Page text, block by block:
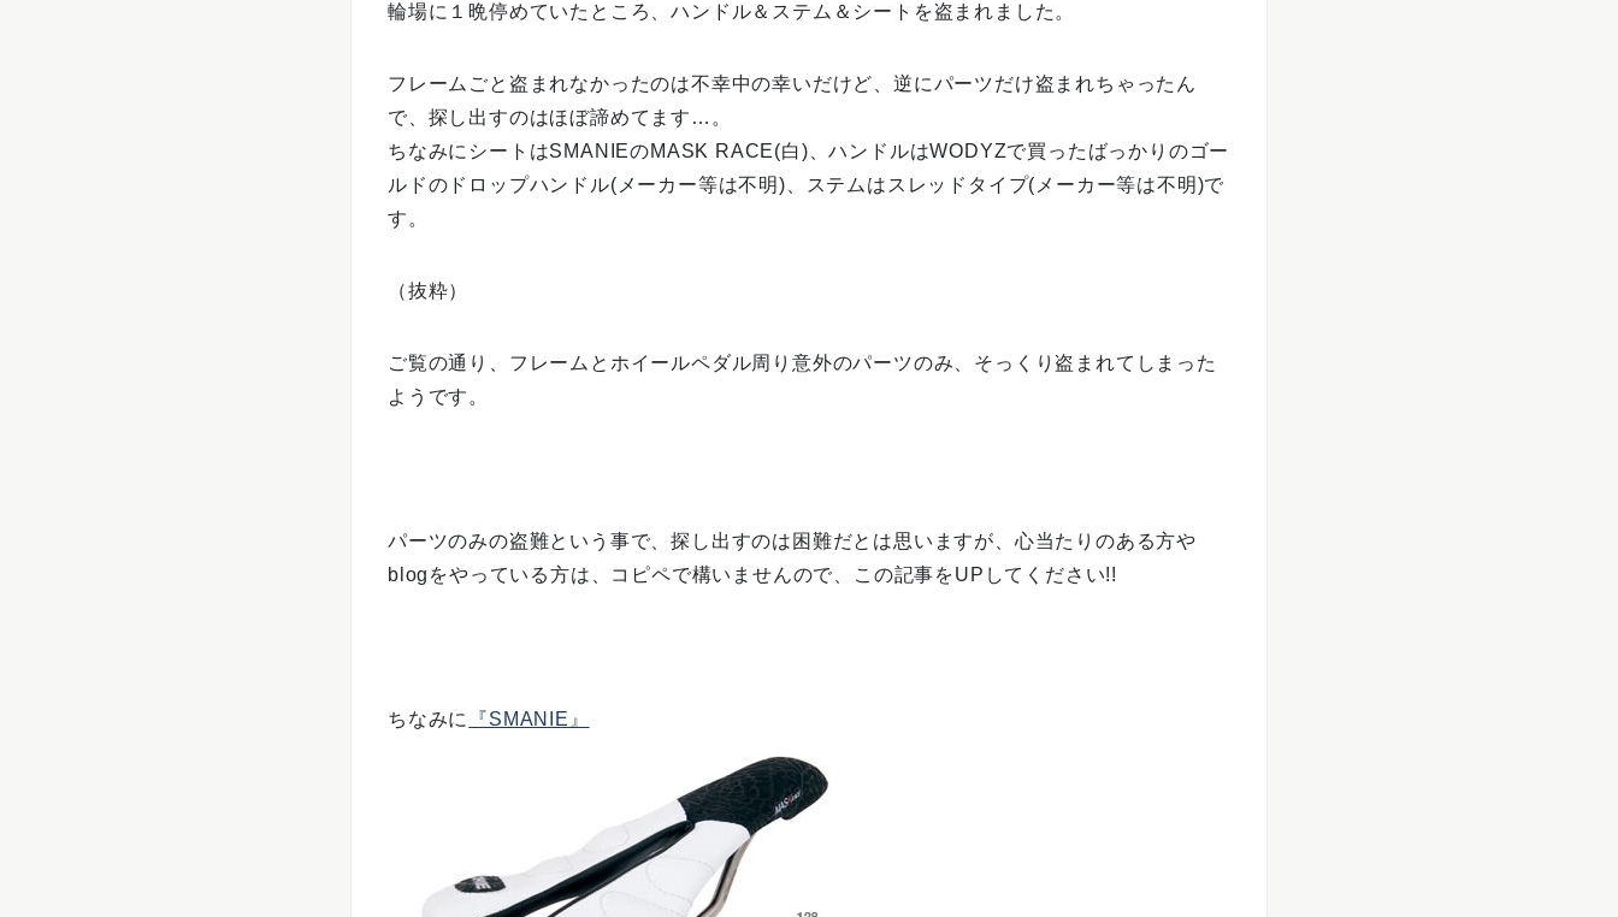
輪場に１晩停めていたところ、ハンドル＆ステム＆シートを盗まれました。
フレームごと盗まれなかったのは不幸中の幸いだけど、逆にパーツだけ盗まれちゃったん
で、探し出すのはほぼ諦めてます…。
ちなみにシートはSMANIEのMASK RACE(白)、ハンドルはWODYZで買ったばっかりのゴー
ルドのドロップハンドル(メーカー等は不明)、ステムはスレッドタイプ(メーカー等は不明)で
す。
（抜粋）
ご覧の通り、フレームとホイールペダル周り意外のパーツのみ、そっくり盗まれてしまった
ようです。
パーツのみの盗難という事で、探し出すのは困難だとは思いますが、心当たりのある方や
blogをやっている方は、コピペで構いませんので、この記事をUPしてください!!
ちなみに 『SMANIE』